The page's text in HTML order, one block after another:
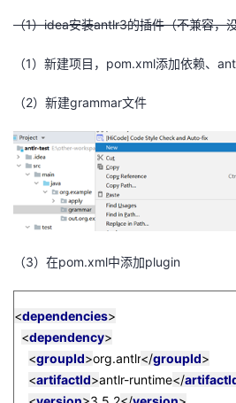
（1）idea安装antlr3的插件（不兼容，
（1）新建项目， pom.xml添加依赖、
（2）新建grammar文件
（3）在pom.xml中添加plugin
<dependencies>
<dependency>
<groupId>org.antlr</groupId>
<artifactId>antlr-runtime</